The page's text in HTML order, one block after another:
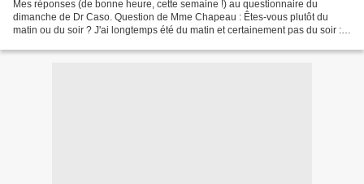
Mes réponses (de bonne heure, cette semaine !) au questionnaire du
dimanche de Dr Caso. Question de Mme Chapeau : Êtes-vous plutôt du
matin ou du soir ? J'ai longtemps été du matin et certainement pas du soir :